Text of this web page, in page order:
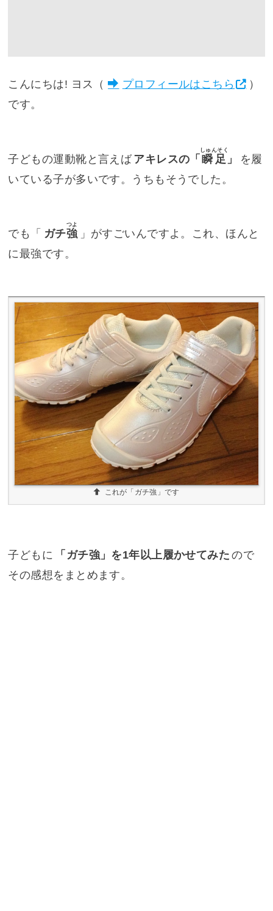
こんにちは! ヨス（ プロフィールはこちら
）
です。
子どもの運動靴と言えばアキレスの「 瞬足
しゅんそく
」
を履
いている子が多いです。うちもそうでした。
でも「 ガチ強
つよ
」がすごいんですよ。これ、ほんと
に最強です。
これが「ガチ強」です
子どもに 「ガチ強」を1年以上履かせてみた ので
その感想をまとめます。